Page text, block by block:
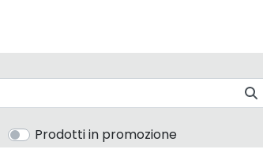
Prodotti in promozione